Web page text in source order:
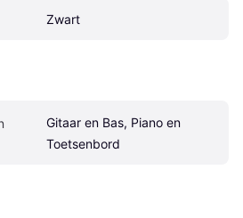
Zwart
Gitaar en Bas, Piano en
Toetsenbord